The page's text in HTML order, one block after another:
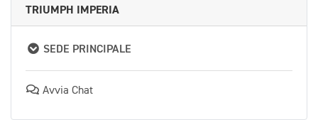
TRIUMPH IMPERIA
SEDE PRINCIPALE
Avvia Chat